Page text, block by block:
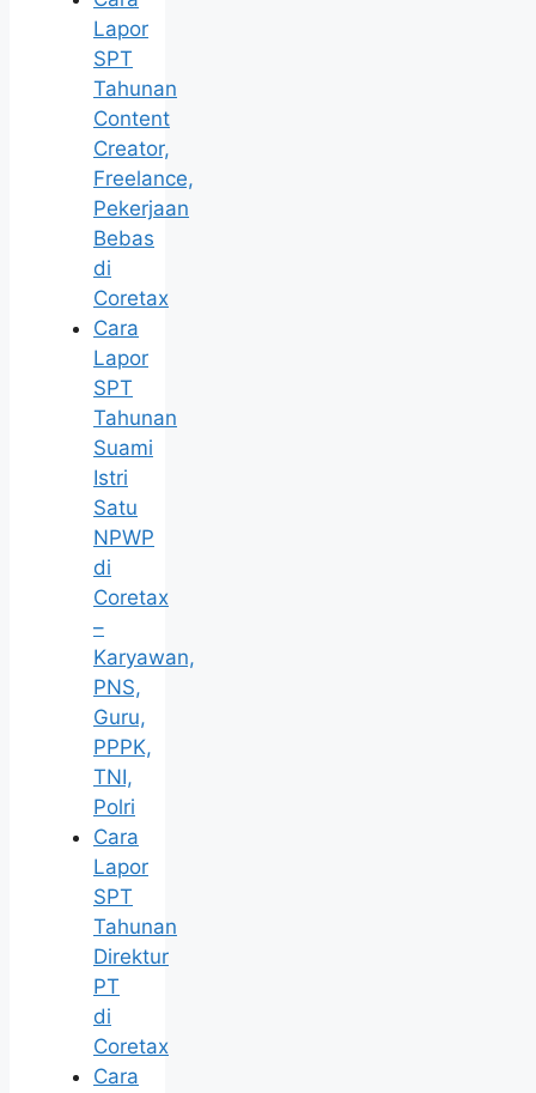
Lapor
SPT
Tahunan
Content
Creator,
Freelance,
Pekerjaan
Bebas
di
Coretax
Cara
Lapor
SPT
Tahunan
Suami
Istri
Satu
NPWP
di
Coretax
–
Karyawan,
PNS,
Guru,
PPPK,
TNI,
Polri
Cara
Lapor
SPT
Tahunan
Direktur
PT
di
Coretax
Cara